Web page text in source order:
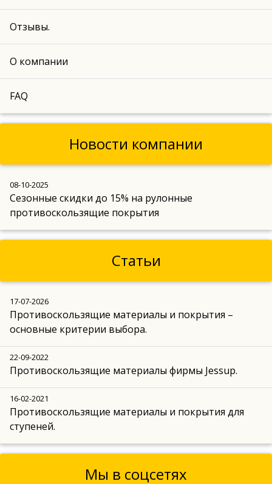
Отзывы.
О компании
FAQ
Новости компании
08-10-2025
Сезонные скидки до 15% на рулонные
противоскользящие покрытия
Статьи
17-07-2026
Противоскользящие материалы и покрытия –
основные критерии выбора.
22-09-2022
Противоскользящие материалы фирмы Jessup.
16-02-2021
Противоскользящие материалы и покрытия для
ступеней.
Мы в соцсетях